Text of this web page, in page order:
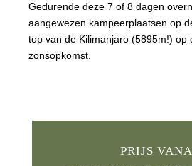
Gedurende deze 7 of 8 dagen
aangewezen kampeerplaatsen op
top van de Kilimanjaro (5895m!) op
zonsopkomst.
PRIJS